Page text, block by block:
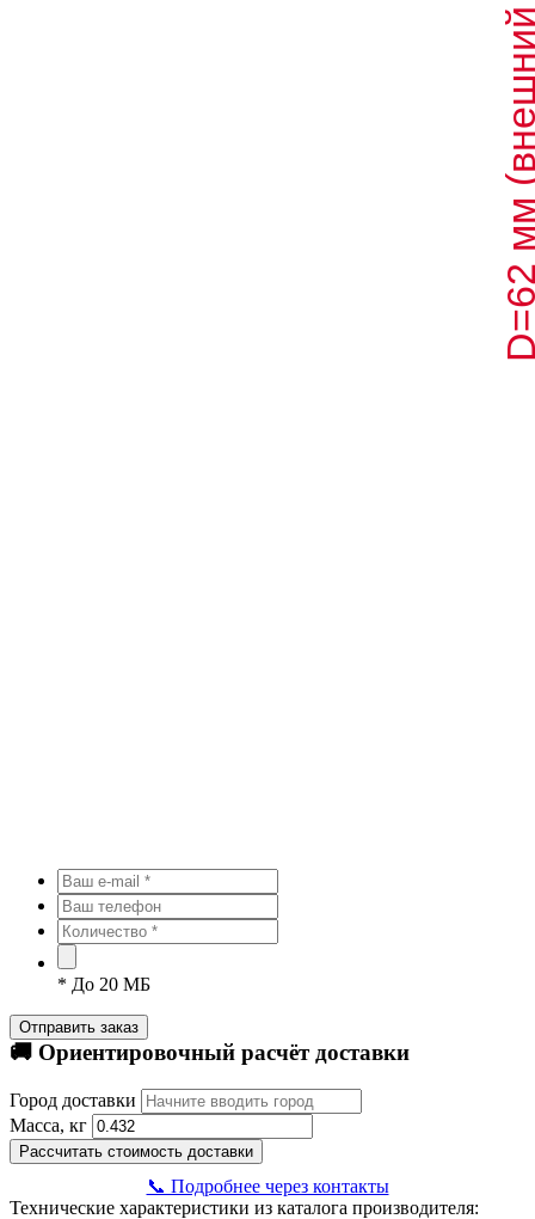
* До 20 МБ
Отправить заказ
🚚 Ориентировочный расчёт доставки
Город доставки
Масса, кг
Рассчитать стоимость доставки
📞 Подробнее через контакты
Технические характеристики из каталога производителя: